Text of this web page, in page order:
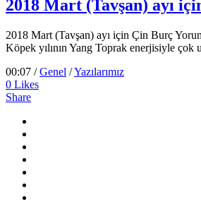
2018 Mart (Tavşan) ayı
2018 Mart (Tavşan) ayı için Çin Burç
Köpek yılının Yang Toprak enerjisiyle
00:07 /Genel /Yazılarımız
0 Likes
Share